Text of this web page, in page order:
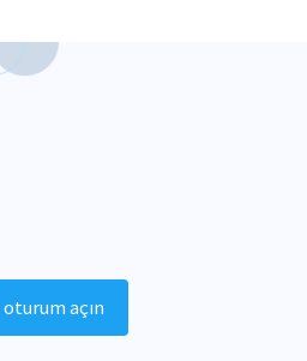
açın